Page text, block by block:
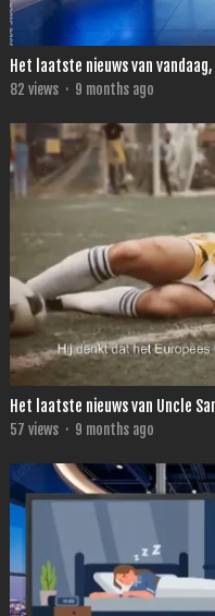
Het laatste nieuws van
82 views · 9 months ago
Het laatste nieuws van Uncle
57 views · 9 months ago